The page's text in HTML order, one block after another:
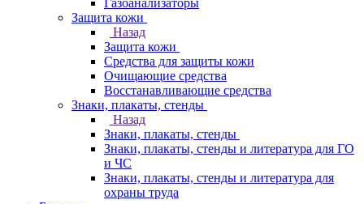
Газоанализаторы
Защита кожи
Назад
Защита кожи
Средства для защиты кожи
Очищающие средства
Восстанавливающие средства
Знаки, плакаты, стенды
Назад
Знаки, плакаты, стенды
Знаки, плакаты, стенды и литература для ГО
и ЧС
Знаки, плакаты, стенды и литература для
охраны труда